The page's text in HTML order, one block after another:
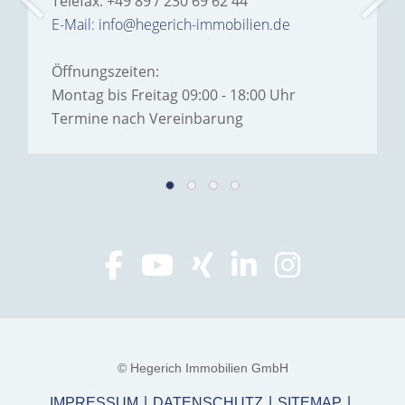
E-Mail: info@hegerich-immobilien.de
Öffnungszeiten:
Montag bis Freitag 09:00 - 18:00 Uhr
Termine nach Vereinbarung
© Hegerich Immobilien GmbH